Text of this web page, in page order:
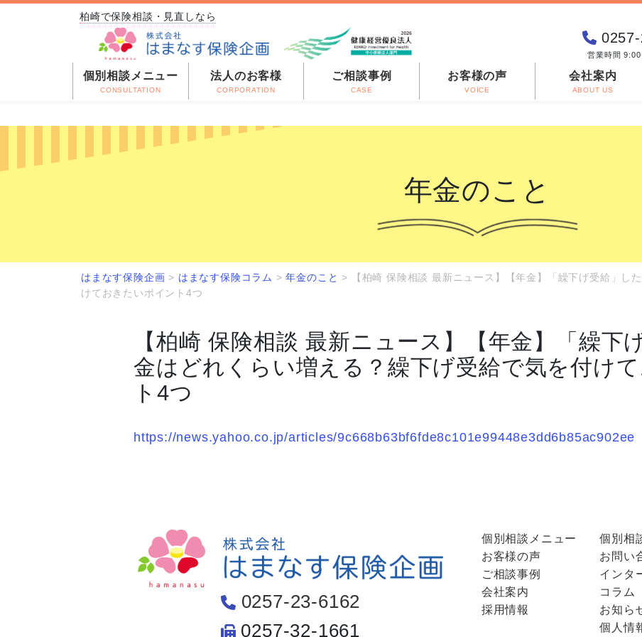
柏崎で保険相談・見直しなら
営業時間 9:00
個別相談メニュー
CONSULTATION
法人のお客様
CORPORATION
ご相談事例
CASE
お客様の声
VOICE
会社案内
ABOUT US
年金のこと
はまなす保険企画 > はまなす保険コラム >年金のこと >
【柏崎 保険相談 最新ニュース】【年金】「繰下げ受給」し
けておきたいポイント4つ
【柏崎 保険相談 最新ニュース】【年金】「繰下
金はどれくらい増える？繰下げ受給で気を付け
ト4つ
https://news.yahoo.co.jp/articles/9c668b63bf6fde8c101e99448e3dd6b85ac902ee
0257-23-6162
0257-32-1661
個別相談メニュー
お客様の声
ご相談事例
会社案内
採用情報
個別相
お問い
インタ
コラム
お知ら
個人情